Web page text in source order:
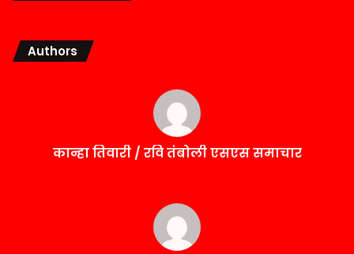
Authors
कान्हा तिवारी / रवि तंबोली एसएस समाचार